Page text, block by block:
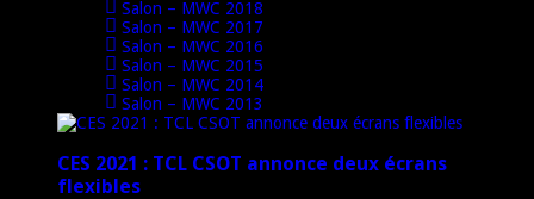
Salon – MWC 2018
Salon – MWC 2017
Salon – MWC 2016
Salon – MWC 2015
Salon – MWC 2014
Salon – MWC 2013
CES 2021 : TCL CSOT annonce deux écrans
flexibles